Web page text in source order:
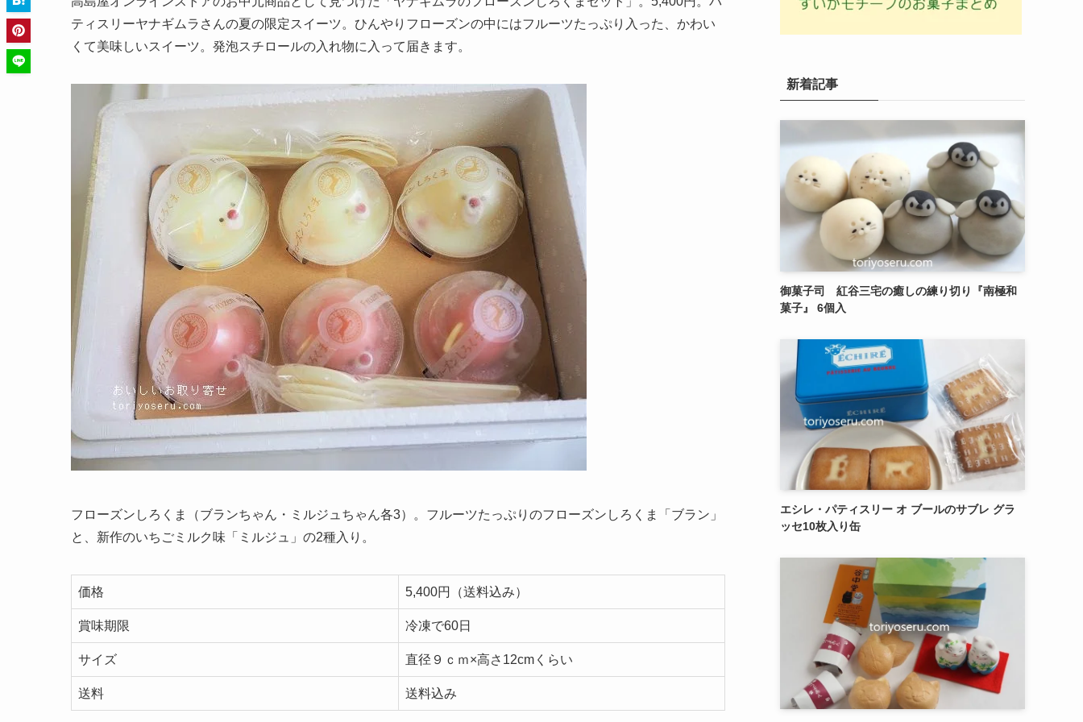
ティスリーヤナギムラさんの夏の限定スイーツ。ひんやりフローズンの中にはフルーツたっぷり入った、かわい
くて美味しいスイーツ。発泡スチロールの入れ物に入って届きます。
フローズンしろくま（ブランちゃん・ミルジュちゃん各3）。フルーツたっぷりのフローズンしろくま「ブラン」
と、新作のいちごミルク味「ミルジュ」の2種入り。
価格 5,400円（送料込み）
賞味期限 冷凍で60日
サイズ 直径９ｃｍ×高さ12cmくらい
送料 送料込み